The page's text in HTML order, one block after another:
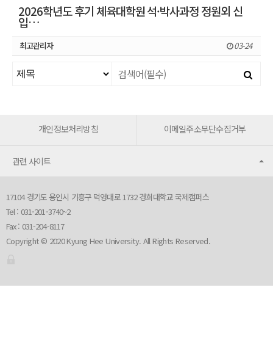
2026학년도 후기 체육대학원 석·박사과정 정원외 신
입…
최고관리자 03-24
개인정보처리방침 이메일주소무단수집거부
관련 사이트
17104 경기도 용인시 기흥구 덕영대로 1732 경희대학교 국제캠퍼스
Tel : 031-201-3740~2
Fax : 031-204-8117
Copyright © 2020 Kyung Hee University. All Rights Reserved.